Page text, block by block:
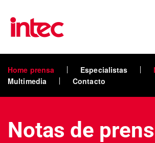
Skip to main content
Home prensa Especialistas
Multimedia
Contacto
Notas de